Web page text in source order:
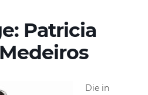
Patricia
Die in